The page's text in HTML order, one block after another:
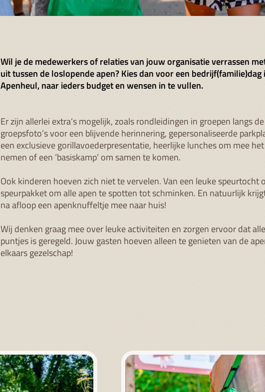
Wil je de medewerkers of relaties van jouw organisatie verrassen
uit tussen de loslopende apen? Kies dan voor een bedrijf(familie)dag
Apenheul, naar ieders budget en wensen in te vullen.
Er zijn allerlei extra’s mogelijk, zoals rondleidingen in groepen langs
groepsfoto’s voor een blijvende herinnering, gepersonaliseerde
een exclusieve gorillavoederpresentatie, heerlijke lunches om mee
nemen of een ‘basiskamp’ om samen te komen.
Ook kinderen hoeven zich niet te vervelen. Van een leuke speurtocht
speurpakket om alle apen te spotten tot schminken. En natuurlijk
na afloop een apenknuffeltje mee naar huis!
Wij denken graag mee over leuke activiteiten en zorgen ervoor dat
puntjes is geregeld. Jouw gasten hoeven alleen te genieten van de
elkaars gezelschap!